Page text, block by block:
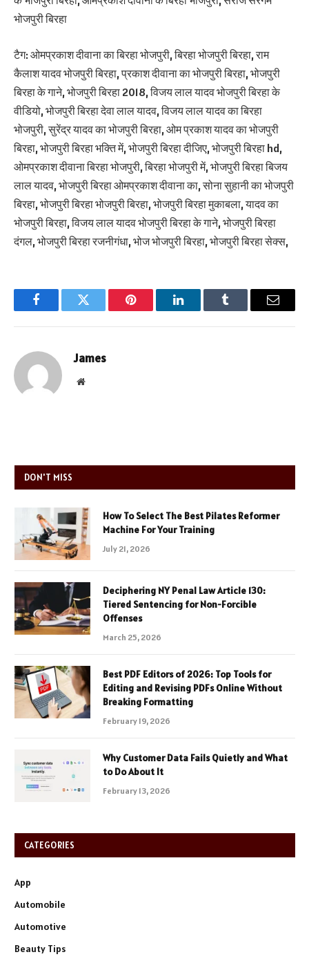
भोजपुरी बिरहा
टैग: ओमप्रकाश दीवाना का बिरहा भोजपुरी, बिरहा भोजपुरी बिरहा, राम
कैलाश यादव भोजपुरी बिरहा, प्रकाश दीवाना का भोजपुरी बिरहा, भोजपुरी
बिरहा के गाने, भोजपुरी बिरहा 2018, विजय लाल यादव भोजपुरी बिरहा के
वीडियो, भोजपुरी बिरहा देवा लाल यादव, विजय लाल यादव का बिरहा
भोजपुरी, सुरेंद्र यादव का भोजपुरी बिरहा, ओम प्रकाश यादव का भोजपुरी
बिरहा, भोजपुरी बिरहा भक्ति में, भोजपुरी बिरहा दीजिए, भोजपुरी बिरहा hd,
ओमप्रकाश दीवाना बिरहा भोजपुरी, बिरहा भोजपुरी में, भोजपुरी बिरहा बिजय
लाल यादव, भोजपुरी बिरहा ओमप्रकाश दीवाना का, सोना सुहानी का भोजपुरी
बिरहा, भोजपुरी बिरहा भोजपुरी बिरहा, भोजपुरी बिरहा मुकाबला, यादव का
भोजपुरी बिरहा, विजय लाल यादव भोजपुरी बिरहा के गाने, भोजपुरी बिरहा
दंगल, भोजपुरी बिरहा रजनीगंधा, भोज भोजपुरी बिरहा, भोजपुरी बिरहा सेक्स,
FacebookTwitter Pinterest LinkedInTumblr Email
James
Website
DON'T MISS
How To Select The Best Pilates Reformer
Machine For Your Training
July 21, 2026
Deciphering NY Penal Law Article 130:
Tiered Sentencing for Non-Forcible
Offenses
March 25, 2026
Best PDF Editors of 2026: Top Tools for
Editing and Revising PDFs Online Without
Breaking Formatting
February 19, 2026
Why Customer Data Fails Quietly and What
to Do About It
February 13, 2026
CATEGORIES
App
Automobile
Automotive
Beauty Tips